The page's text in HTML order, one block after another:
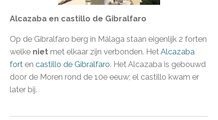
Alcazaba en castillo de Gibralfaro
Op de Gibralfaro berg in Málaga staan eigenlijk 2 forten
welke niet met elkaar zijn verbonden. HetAlcazaba
fort en castillo de Gibralfaro. Het Alcazaba is gebouwd
door de Moren rond de 10e eeuw; el castillo kwam er
later bij.